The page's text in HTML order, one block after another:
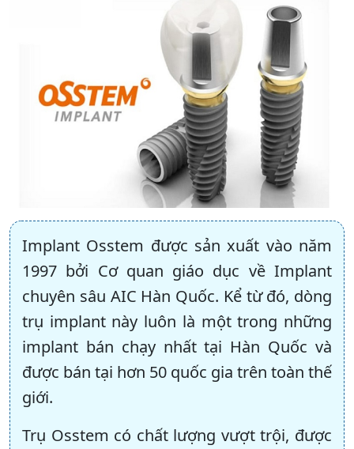
Implant Osstem được sản xuất vào năm
1997 bởi Cơ quan giáo dục về Implant
chuyên sâu AIC Hàn Quốc. Kể từ đó, dòng
trụ implant này luôn là một trong những
implant bán chạy nhất tại Hàn Quốc và
được bán tại hơn 50 quốc gia trên toàn thế
giới.
Trụ Osstem có chất lượng vượt trội, được